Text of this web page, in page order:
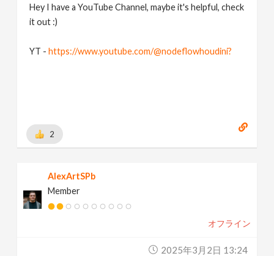
Hey I have a YouTube Channel, maybe it's helpful, check
it out :)
YT -https://www.youtube.com/@nodeflowhoudini?
2
AlexArtSPb
Member
オフライン
2025年3月2日 13:24